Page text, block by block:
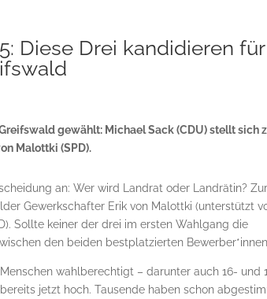
Diese Drei kandidieren für
gewählt: Michael Sack (CDU) stellt sich
Malottki (SPD).
an: Wer wird Landrat oder Landrätin? Zur
Gewerkschafter Erik von Malottki (unterstützt
Sollte keiner der drei im ersten Wahlgang die
den beiden bestplatzierten
wahlberechtigt – darunter auch 16- und
jetzt hoch. Tausende haben schon